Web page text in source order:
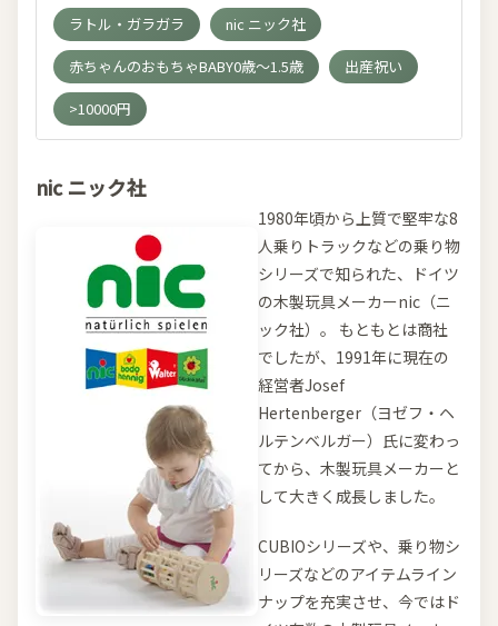
ラトル・ガラガラ
nic ニック社
赤ちゃんのおもちゃBABY0歳～1.5歳
出産祝い
>10000円
nic ニック社
1980年頃から上質で堅牢な8
人乗りトラックなどの乗り物
シリーズで知られた、ドイツ
の木製玩具メーカーnic（ニ
ック社）。 もともとは商社
でしたが、1991年に現在の
経営者Josef
Hertenberger（ヨゼフ・ヘ
ルテンベルガー）氏に変わっ
てから、木製玩具メーカーと
して大きく成長しました。
CUBIOシリーズや、乗り物シ
リーズなどのアイテムライン
ナップを充実させ、今ではド